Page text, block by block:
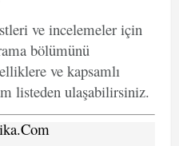
ve incelemeler için
bölümünü
ve kapsamlı
listeden ulaşabilirsiniz.